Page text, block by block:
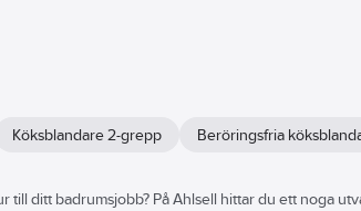
Köksblandare 2-grepp Beröringsfria
till ditt badrumsjobb? På Ahlsell hittar du ett noga